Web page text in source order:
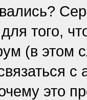
того,
(в этом
это